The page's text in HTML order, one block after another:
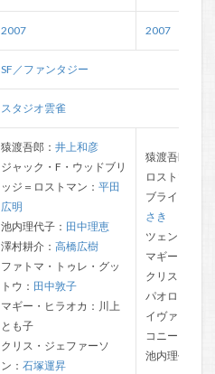
2007 2007
SF／ファンタジー
スタジオ雲雀
猿渡吾郎： 井上和彦
ジャック・F・ウッドブリ
ッジ＝ロストマン： 平田
広明
池内理代子： 田中理恵
澤村耕介： 高橋広樹
ファトマ・トゥレ・グッ
トウ： 田中敦子
マギー・ヒラオカ：川上
とも子
クリス・ジェファーソ
ン： 石塚運昇
猿渡吾郎：
ロストマン：
ブライアン：
さき
ツェン・リー
マギー：川上
クリス：
パオロ：
イヴァン：杉
コニー：
池内理代子：